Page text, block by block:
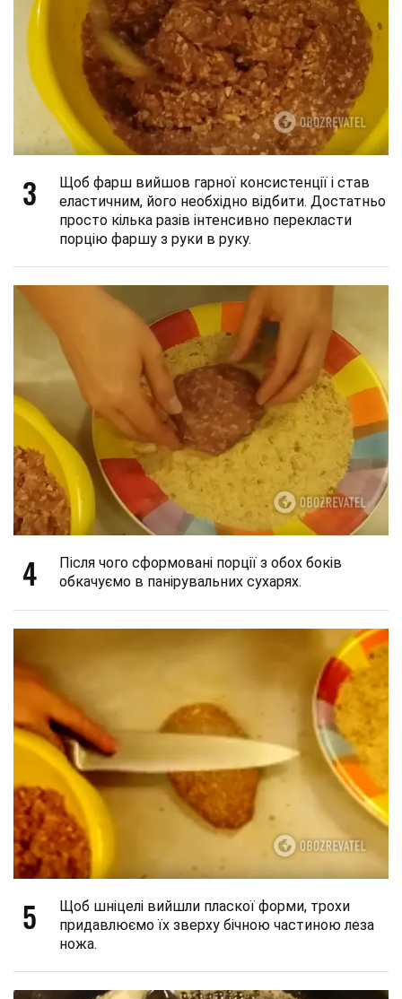
3
Щоб фарш вийшов гарної консистенції і став
еластичним, його необхідно відбити. Достатньо
просто кілька разів інтенсивно перекласти
порцію фаршу з руки в руку.
4
Після чого сформовані порції з обох боків
обкачуємо в панірувальних сухарях.
5
Щоб шніцелі вийшли пласкої форми, трохи
придавлюємо їх зверху бічною частиною леза
ножа.